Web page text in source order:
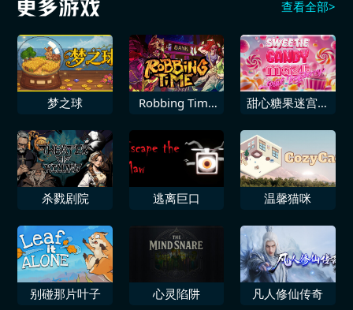
查看全部>
梦之球
Robbing Time
甜心糖果迷宫粉
杀戮剧院 逃离巨口 温馨猫咪
别碰那片叶子 心灵陷阱 凡人修仙传奇